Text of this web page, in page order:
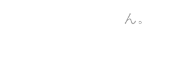
ん。